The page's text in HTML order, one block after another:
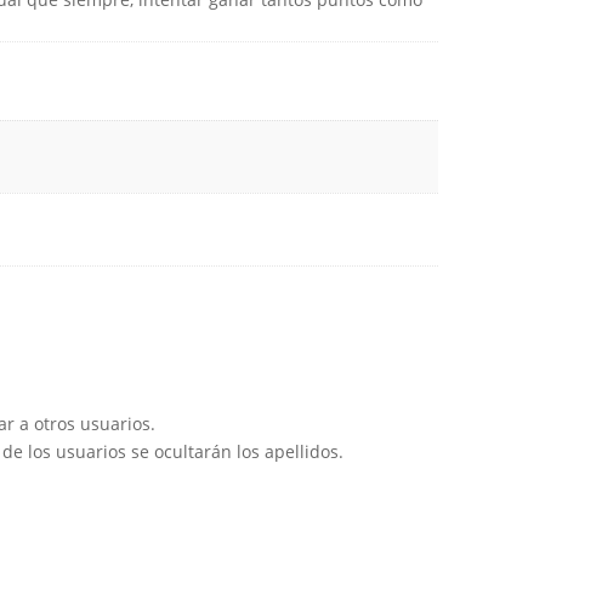
a otros usuarios.
los usuarios se ocultarán los apellidos.